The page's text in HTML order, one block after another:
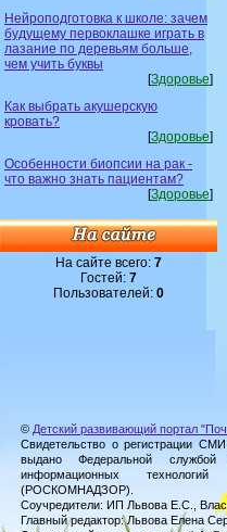
Нейроподготовка к школе: зачем
будущему первоклашке играть в
лазание по деревьям больше,
чем учить буквы
[Здоровье]
Как выбрать акушерскую
кровать?
[Здоровье]
Особенности биопсии на рак -
что важно знать пациентам?
[Здоровье]
На сайте всего: 7
Гостей: 7
Пользователей: 0
© Детский развивающий портал
Свидетельство о регистрации
выдано Федеральной
информационных
(РОСКОМНАДЗОР).
Соучредители: ИП Львова Е.С.,
Главный редактор: Львова Елена